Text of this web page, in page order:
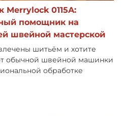
Merrylock 0115A:
помощник на
швейной мастерской
шитьём и хотите
обычной швейной машинки
обработке